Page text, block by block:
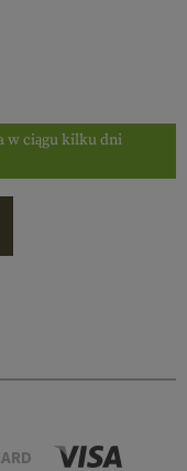
w ciągu kilku dni